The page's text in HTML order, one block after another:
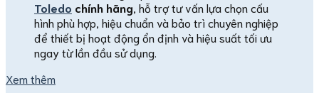
Toledo chính hãng, hỗ trợ tư vấn lựa chọn cấu
hình phù hợp, hiệu chuẩn và bảo trì chuyên nghiệp
để thiết bị hoạt động ổn định và hiệu suất tối ưu
ngay từ lần đầu sử dụng.
Xem thêm